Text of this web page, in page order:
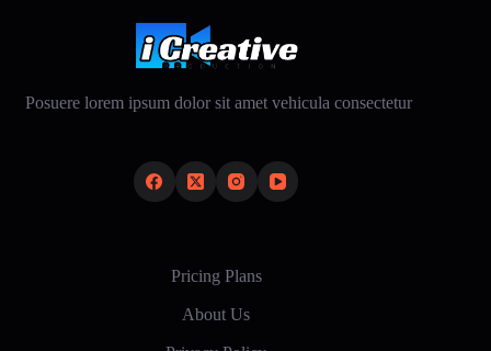
Posuere lorem ipsum dolor sit amet vehicula consectetur
Pricing Plans
About Us